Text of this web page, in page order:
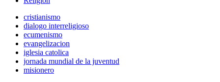
cristianismo
dialogo interreligioso
ecumenismo
evangelizacion
iglesia catolica
jornada mundial de la juventud
misionero